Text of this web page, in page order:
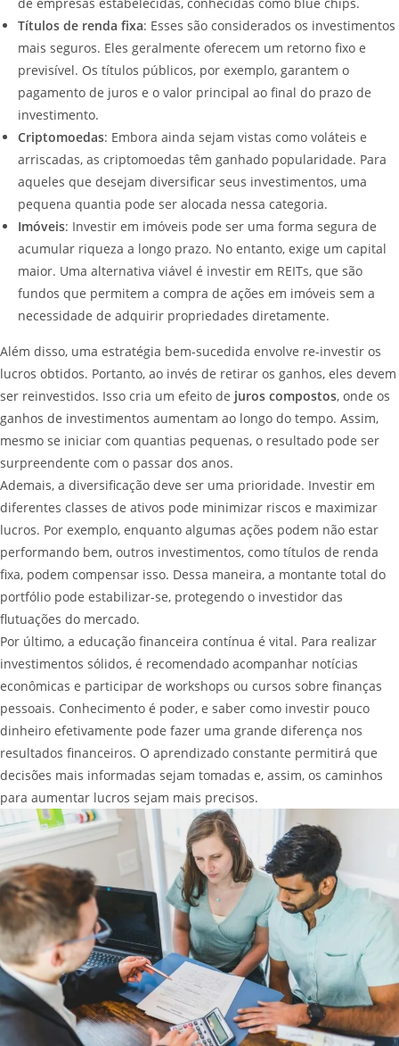
Títulos de renda fixa: Esses são considerados os investimentos
mais seguros. Eles geralmente oferecem um retorno fixo e
previsível. Os títulos públicos, por exemplo, garantem o
pagamento de juros e o valor principal ao final do prazo de
investimento.
Criptomoedas: Embora ainda sejam vistas como voláteis e
arriscadas, as criptomoedas têm ganhado popularidade. Para
aqueles que desejam diversificar seus investimentos, uma
pequena quantia pode ser alocada nessa categoria.
Imóveis: Investir em imóveis pode ser uma forma segura de
acumular riqueza a longo prazo. No entanto, exige um capital
maior. Uma alternativa viável é investir em REITs, que são
fundos que permitem a compra de ações em imóveis sem a
necessidade de adquirir propriedades diretamente.
Além disso, uma estratégia bem-sucedida envolve re-investir os
lucros obtidos. Portanto, ao invés de retirar os ganhos, eles devem
ser reinvestidos. Isso cria um efeito de juros compostos, onde os
ganhos de investimentos aumentam ao longo do tempo. Assim,
mesmo se iniciar com quantias pequenas, o resultado pode ser
surpreendente com o passar dos anos.
Ademais, a diversificação deve ser uma prioridade. Investir em
diferentes classes de ativos pode minimizar riscos e maximizar
lucros. Por exemplo, enquanto algumas ações podem não estar
performando bem, outros investimentos, como títulos de renda
fixa, podem compensar isso. Dessa maneira, a montante total do
portfólio pode estabilizar-se, protegendo o investidor das
flutuações do mercado.
Por último, a educação financeira contínua é vital. Para realizar
investimentos sólidos, é recomendado acompanhar notícias
econômicas e participar de workshops ou cursos sobre finanças
pessoais. Conhecimento é poder, e saber como investir pouco
dinheiro efetivamente pode fazer uma grande diferença nos
resultados financeiros. O aprendizado constante permitirá que
decisões mais informadas sejam tomadas e, assim, os caminhos
para aumentar lucros sejam mais precisos.